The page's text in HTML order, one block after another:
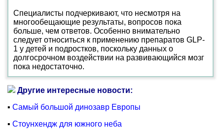
Специалисты подчеркивают, что несмотря на
многообещающие результаты, вопросов пока
больше, чем ответов. Особенно внимательно
следует относиться к применению препаратов GLP-
1 у детей и подростков, поскольку данных о
долгосрочном воздействии на развивающийся мозг
пока недостаточно.
Другие интересные новости:
▪ Самый большой динозавр Европы
▪ Стоунхендж для южного неба